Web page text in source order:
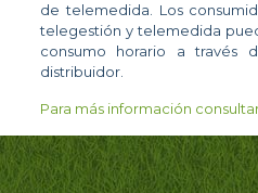
de telemedida. Los
telegestión y telemedida
consumo horario a través
distribuidor.
Para más información